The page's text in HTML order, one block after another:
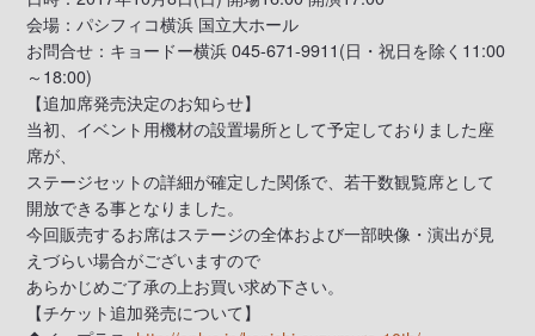
会場：パシフィコ横浜 国立大ホール
お問合せ：キョードー横浜 045-671-9911(日・祝日を除く11:00
～18:00)
【追加席発売決定のお知らせ】
当初、イベント用機材の設置場所として予定しておりました座
席が、
ステージセットの詳細が確定した関係で、若干数観覧席として
開放できる事となりました。
今回販売するお席はステージの全体および一部映像・演出が見
えづらい場合がございますので
あらかじめご了承の上お買い求め下さい。
【チケット追加発売について】